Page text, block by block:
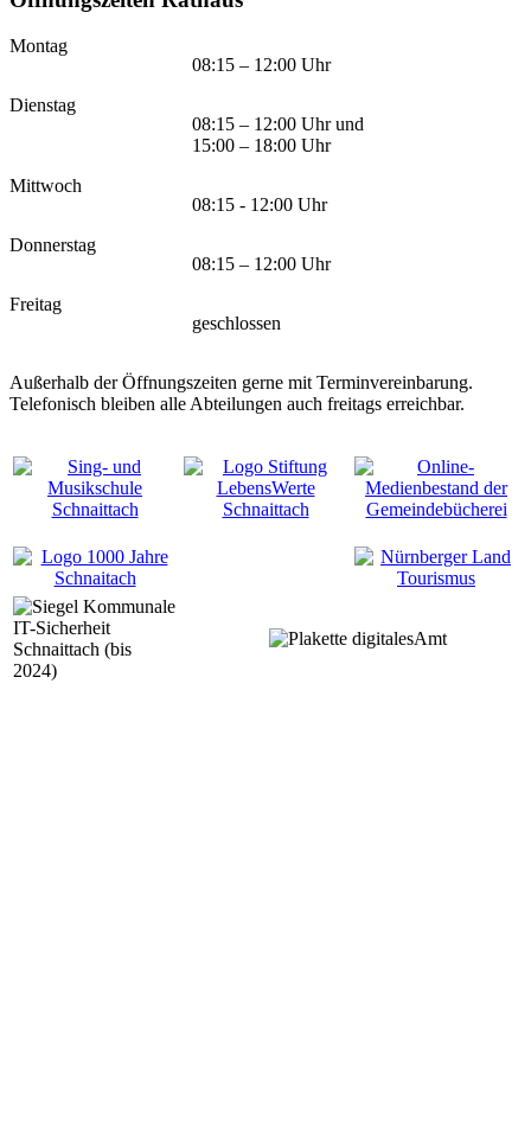
Montag
08:15 – 12:00 Uhr
Dienstag
08:15 – 12:00 Uhr und
15:00 – 18:00 Uhr
Mittwoch
08:15 - 12:00 Uhr
Donnerstag
08:15 – 12:00 Uhr
Freitag
geschlossen
Außerhalb der Öffnungszeiten gerne mit Terminvereinbarung.
Telefonisch bleiben alle Abteilungen auch freitags erreichbar.